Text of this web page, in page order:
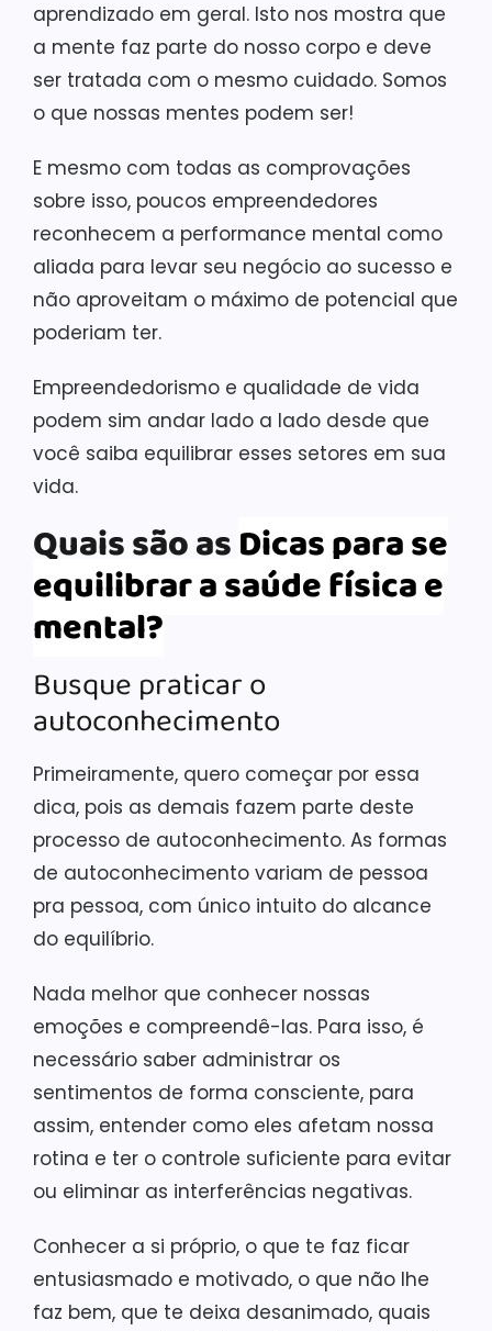
aprendizado em geral. Isto nos mostra que
a mente faz parte do nosso corpo e deve
ser tratada com o mesmo cuidado. Somos
o que nossas mentes podem ser!
E mesmo com todas as comprovações
sobre isso, poucos empreendedores
reconhecem a performance mental como
aliada para levar seu negócio ao sucesso e
não aproveitam o máximo de potencial que
poderiam ter.
Empreendedorismo e qualidade de vida
podem sim andar lado a lado desde que
você saiba equilibrar esses setores em sua
vida.
Quais são asDicas para se
equilibrar a saúde física e
mental?
Busque praticar o
autoconhecimento
Primeiramente, quero começar por essa
dica, pois as demais fazem parte deste
processo de autoconhecimento. As formas
de autoconhecimento variam de pessoa
pra pessoa, com único intuito do alcance
do equilíbrio.
Nada melhor que conhecer nossas
emoções e compreendê-las. Para isso, é
necessário saber administrar os
sentimentos de forma consciente, para
assim, entender como eles afetam nossa
rotina e ter o controle suficiente para evitar
ou eliminar as interferências negativas.
Conhecer a si próprio, o que te faz ficar
entusiasmado e motivado, o que não lhe
faz bem, que te deixa desanimado, quais